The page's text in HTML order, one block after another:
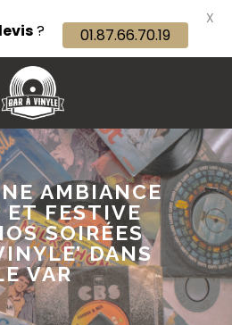
AMBIANCE
ET FESTIVE
SOIRÉES
DANS
VAR
? 01.87.66.70.19
X